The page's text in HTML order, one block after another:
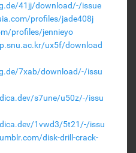
41jj/download/-/issue
profiles/jade408j
profiles/jennieyo
ux5f/download
7xab/download/-/issu
s7une/u50z/-/issu
1vwd3/5t21/-/issu
disk-drill-crack-